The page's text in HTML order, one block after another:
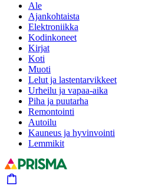
Ale
Ajankohtaista
Elektroniikka
Kodinkoneet
Kirjat
Koti
Muoti
Lelut ja lastentarvikkeet
Urheilu ja vapaa-aika
Piha ja puutarha
Remontointi
Autoilu
Kauneus ja hyvinvointi
Lemmikit